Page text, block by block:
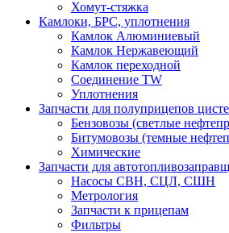
Хомут-стяжка
Камлоки, БРС, уплотнения
Камлок Алюминиевый
Камлок Нержавеющий
Камлок переходной
Соединение TW
Уплотнения
Запчасти для полуприцепов
Бензовозы (светлые
Битумовозы (темные
Химические
Запчасти для
Насосы СВН, СЦЛ, СШН
Метрология
Запчасти к прицепам
Фильтры